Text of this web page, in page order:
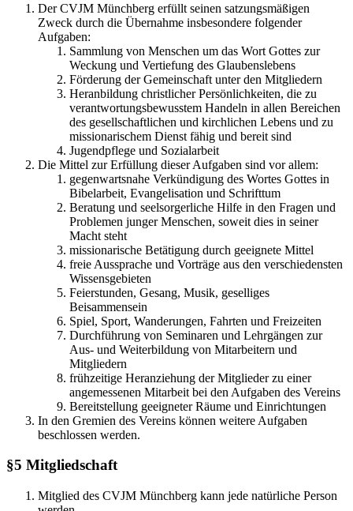
Der CVJM Münchberg erfüllt seinen satzungsmäßigen
Zweck durch die Übernahme insbesondere folgender
Aufgaben:
Sammlung von Menschen um das Wort Gottes zur
Weckung und Vertiefung des Glaubenslebens
Förderung der Gemeinschaft unter den Mitgliedern
Heranbildung christlicher Persönlichkeiten, die zu
verantwortungsbewusstem Handeln in allen Bereichen
des gesellschaftlichen und kirchlichen Lebens und zu
missionarischem Dienst fähig und bereit sind
Jugendpflege und Sozialarbeit
Die Mittel zur Erfüllung dieser Aufgaben sind vor allem:
gegenwartsnahe Verkündigung des Wortes Gottes in
Bibelarbeit, Evangelisation und Schrifttum
Beratung und seelsorgerliche Hilfe in den Fragen und
Problemen junger Menschen, soweit dies in seiner
Macht steht
missionarische Betätigung durch geeignete Mittel
freie Aussprache und Vorträge aus den verschiedensten
Wissensgebieten
Feierstunden, Gesang, Musik, geselliges
Beisammensein
Spiel, Sport, Wanderungen, Fahrten und Freizeiten
Durchführung von Seminaren und Lehrgängen zur
Aus- und Weiterbildung von Mitarbeitern und
Mitgliedern
frühzeitige Heranziehung der Mitglieder zu einer
angemessenen Mitarbeit bei den Aufgaben des Vereins
Bereitstellung geeigneter Räume und Einrichtungen
In den Gremien des Vereins können weitere Aufgaben
beschlossen werden.
§5 Mitgliedschaft
Mitglied des CVJM Münchberg kann jede natürliche Person